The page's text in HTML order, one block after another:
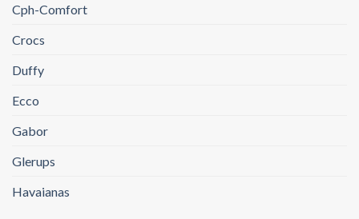
Cph-Comfort
Crocs
Duffy
Ecco
Gabor
Glerups
Havaianas